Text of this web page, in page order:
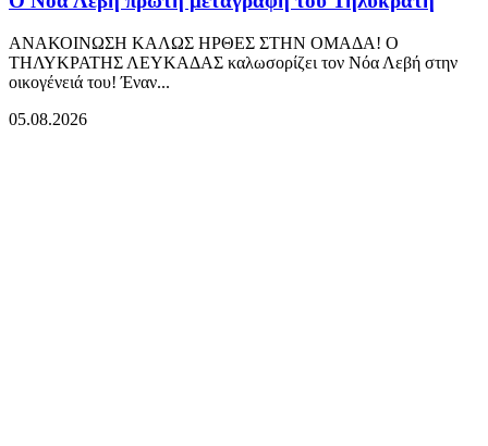
ΑΝΑΚΟΙΝΩΣΗ ΚΑΛΩΣ ΗΡΘΕΣ ΣΤΗΝ ΟΜΑΔΑ! Ο
ΤΗΛΥΚΡΑΤΗΣ ΛΕΥΚΑΔΑΣ καλωσορίζει τον Νόα Λεβή στην
οικογένειά του! Έναν...
05.08.2026